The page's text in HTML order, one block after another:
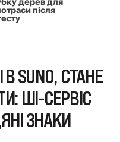
після
SUNO, СТАНЕ
ШІ-СЕРВІС
ЗНАКИ